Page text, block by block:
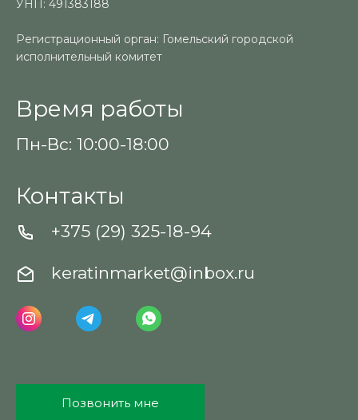
УНП: 491383188
Регистрационный орган: Гомельский городской
исполнительный комитет
Время работы
Пн-Вс: 10:00-18:00
Контакты
+375 (29) 325-18-94
keratinmarket@inbox.ru
Позвонить мне